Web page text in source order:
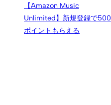
【Amazon Music
Unlimited】新規登録で500
ポイントもらえる